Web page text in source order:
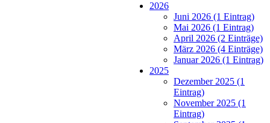
2026
Juni 2026 (1 Eintrag)
Mai 2026 (1 Eintrag)
April 2026 (2 Einträge)
März 2026 (4 Einträge)
Januar 2026 (1 Eintrag)
2025
Dezember 2025 (1
Eintrag)
November 2025 (1
Eintrag)